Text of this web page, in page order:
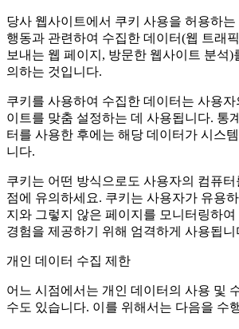
당사 웹사이트에서 쿠키 사용을 허용하
행동과 관련하여 수집한 데이터(웹 트래
보내는 웹 페이지, 방문한 웹사이트 분석)
의하는 것입니다.
쿠키를 사용하여 수집한 데이터는 사용
이트를 맞춤 설정하는 데 사용됩니다. 통
터를 사용한 후에는 해당 데이터가 시스
니다.
쿠키는 어떤 방식으로도 사용자의 컴퓨
점에 유의하세요. 쿠키는 사용자가 유용
지와 그렇지 않은 페이지를 모니터링하
경험을 제공하기 위해 엄격하게 사용됩니
개인 데이터 수집 제한
어느 시점에서는 개인 데이터의 사용 및
수도 있습니다. 이를 위해서는 다음을 수